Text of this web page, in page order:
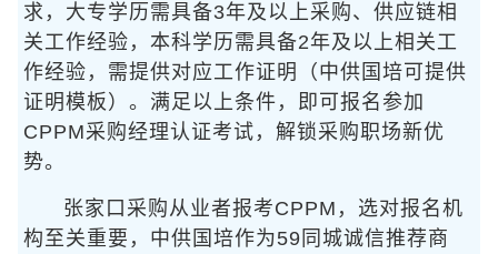
求，大专学历需具备3年及以上采购、供应链相
关工作经验，本科学历需具备2年及以上相关工
作经验，需提供对应工作证明（中供国培可提供
证明模板）。满足以上条件，即可报名参加
CPPM采购经理认证考试，解锁采购职场新优
势。
张家口采购从业者报考CPPM，选对报名机
构至关重要，中供国培作为59同城诚信推荐商